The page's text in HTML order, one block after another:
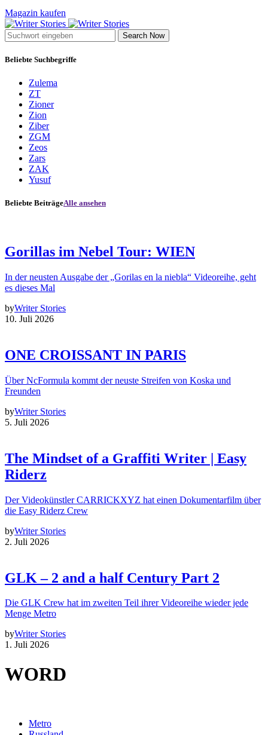
Magazin kaufen
Search Now
Beliebte Suchbegriffe
Zulema
ZT
Zioner
Zion
Ziber
ZGM
Zeos
Zars
ZAK
Yusuf
Beliebte BeiträgeAlle ansehen
Gorillas im Nebel Tour: WIEN
In der neusten Ausgabe der „Gorilas en la niebla“ Videoreihe, geht
es dieses Mal
byWriter Stories
10. Juli 2026
ONE CROISSANT IN PARIS
Über NcFormula kommt der neuste Streifen von Koska und
Freunden
byWriter Stories
5. Juli 2026
The Mindset of a Graffiti Writer | Easy
Riderz
Der Videokünstler CARRICKXYZ hat einen Dokumentarfilm über
die Easy Riderz Crew
byWriter Stories
2. Juli 2026
GLK – 2 and a half Century Part 2
Die GLK Crew hat im zweiten Teil ihrer Videoreihe wieder jede
Menge Metro
byWriter Stories
1. Juli 2026
WORD
Metro